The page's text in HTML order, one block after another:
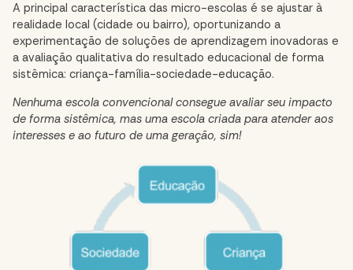
A principal característica das micro-escolas é se ajustar à
realidade local (cidade ou bairro), oportunizando a
experimentação de soluções de aprendizagem inovadoras e
a avaliação qualitativa do resultado educacional de forma
sistêmica: criança-família-sociedade-educação.
Nenhuma escola convencional consegue avaliar seu impacto
de forma sistêmica, mas uma escola criada para atender aos
interesses e ao futuro de uma geração, sim!